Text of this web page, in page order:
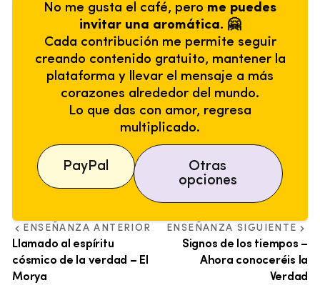
No me gusta el café, pero me puedes
invitar una aromática. 🤗
Cada contribución me permite seguir
creando contenido gratuito, mantener la
plataforma y llevar el mensaje a más
corazones alrededor del mundo.
Lo que das con amor, regresa
multiplicado.
PayPal
Otras
opciones
ENSEÑANZA ANTERIOR
Llamado al espíritu
cósmico de la verdad – El
Morya
ENSEÑANZA SIGUIENTE
Signos de los tiempos –
Ahora conoceréis la
Verdad